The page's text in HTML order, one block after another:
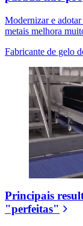
Modernizar e
metais melhora
Fabricante de gelo
Principais
"perfeitas"